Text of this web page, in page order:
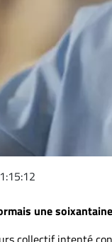
une